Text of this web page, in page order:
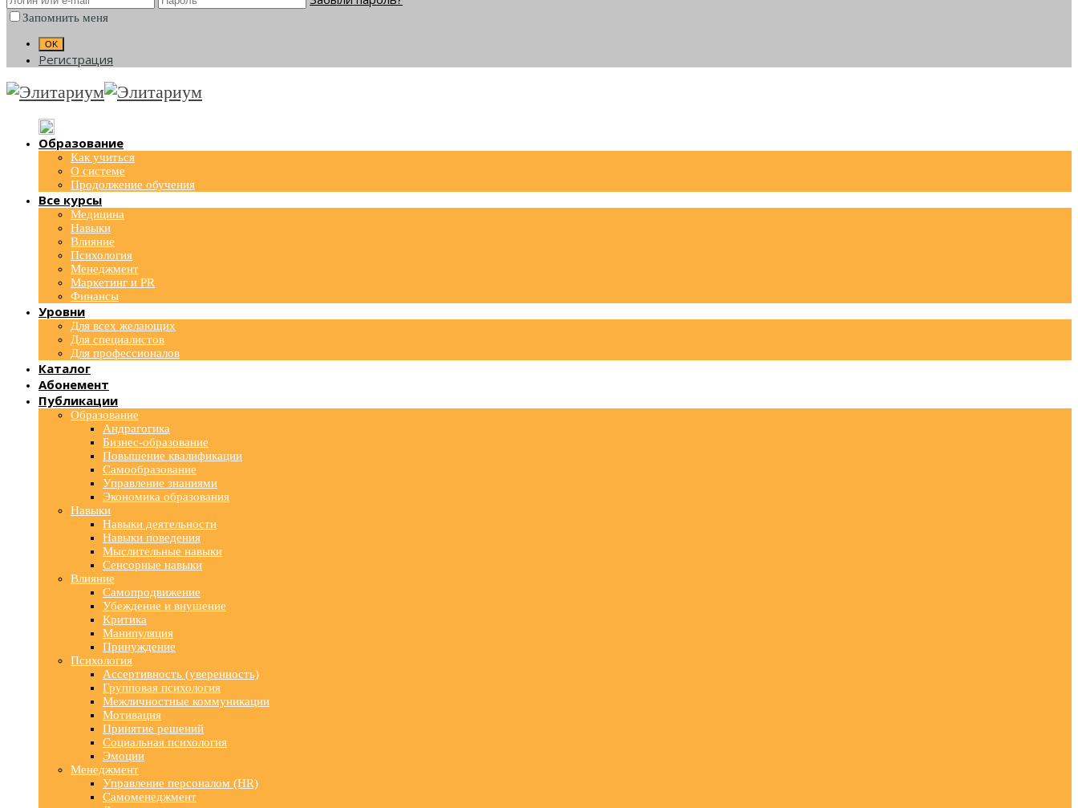
Запомнить меня
Регистрация
Образование
Как учиться
О системе
Продолжение обучения
Все курсы
Медицина
Навыки
Влияние
Психология
Менеджмент
Маркетинг и PR
Финансы
Уровни
Для всех желающих
Для специалистов
Для профессионалов
Каталог
Абонемент
Публикации
Образование
Андрагогика
Бизнес-образование
Повышение квалификации
Самообразование
Управление знаниями
Экономика образования
Навыки
Навыки деятельности
Навыки поведения
Мыслительные навыки
Сенсорные навыки
Влияние
Самопродвижение
Убеждение и внушение
Критика
Манипуляция
Принуждение
Психология
Ассертивность (уверенность)
Групповая психология
Межличностные коммуникации
Мотивация
Принятие решений
Социальная психология
Эмоции
Менеджмент
Управление персоналом (HR)
Самоменеджмент